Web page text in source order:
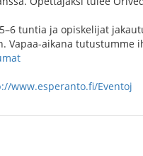
tuntia ja opiskelijat
Vapaa-aikana
www.esperanto.fi/Eventoj